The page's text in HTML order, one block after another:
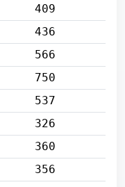
409
436
566
750
537
326
360
356